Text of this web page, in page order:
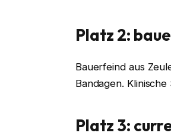
Platz 2:
Bauerfeind aus
Bandagen.
Platz 3: